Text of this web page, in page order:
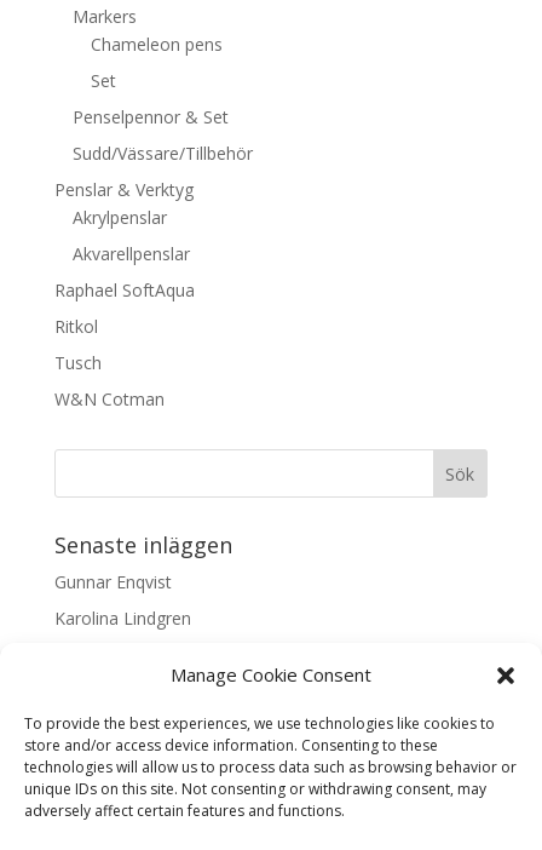
Manage Cookie Consent
To provide the best experiences, we use technologies like cookies to
store and/or access device information. Consenting to these
technologies will allow us to process data such as browsing behavior or
unique IDs on this site. Not consenting or withdrawing consent, may
adversely affect certain features and functions.
Markers
Chameleon pens
Set
Penselpennor & Set
Sudd/Vässare/Tillbehör
Penslar & Verktyg
Akrylpenslar
Akvarellpenslar
Raphael SoftAqua
Ritkol
Tusch
W&N Cotman
Senaste inläggen
Gunnar Enqvist
Karolina Lindgren
Samaneh Shabani Åhrling
Textarkiv
Textarkiv